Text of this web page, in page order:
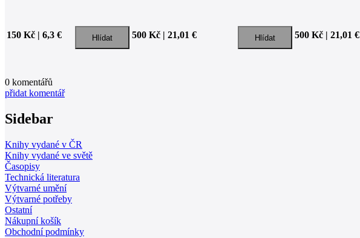
150 Kč | 6,3 € 500 Kč | 21,01 € 500 Kč | 21,01 €
0 komentářů
přidat komentář
Sidebar
Knihy vydané v ČR
Knihy vydané ve světě
Časopisy
Technická literatura
Výtvarné umění
Výtvarné potřeby
Ostatní
Nákupní košík
Obchodní podmínky